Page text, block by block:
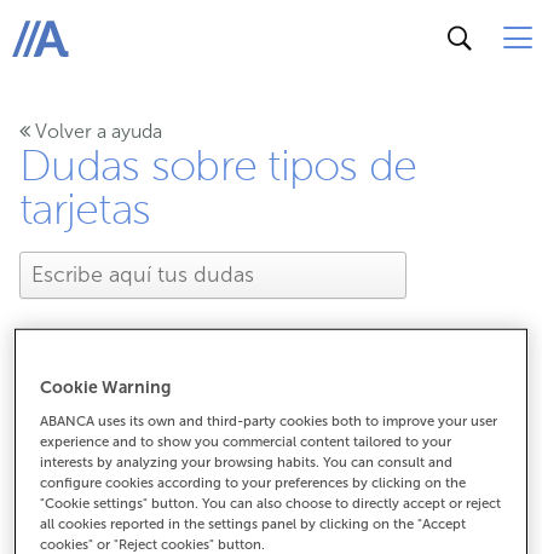
ABANCA
Volver a ayuda
Dudas sobre tipos de
tarjetas
¿Dónde puedo encontrar
las Gasolineras Galp con
descuento?
Cookie Warning
ABANCA uses its own and third-party cookies both to improve your user
experience and to show you commercial content tailored to your
interests by analyzing your browsing habits. You can consult and
configure cookies according to your preferences by clicking on the
"Cookie settings" button. You can also choose to directly accept or reject
all cookies reported in the settings panel by clicking on the "Accept
cookies" or "Reject cookies" button.